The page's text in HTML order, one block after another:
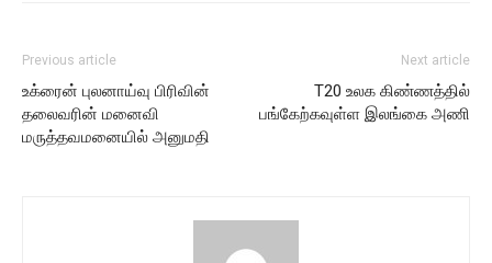
Previous article
உக்ரைன் புலனாய்வு பிரிவின்
தலைவரின் மனைவி
மருத்தவமனையில் அனுமதி
Next article
T20 உலக கிண்ணத்தில்
பங்கேற்கவுள்ள இலங்கை அணி